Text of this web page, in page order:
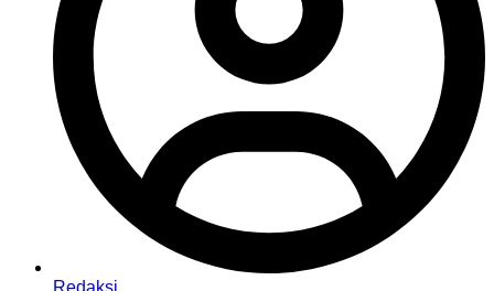
Redaksi